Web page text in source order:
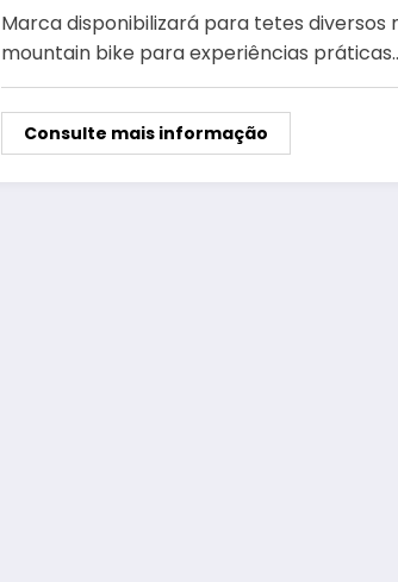
Marca disponibilizará para tetes diversos
mountain bike para experiências
Consulte mais informação